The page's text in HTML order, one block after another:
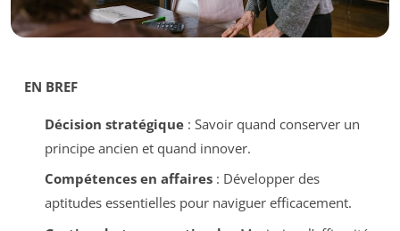
EN BREF
Décision stratégique: Savoir quand conserver un
principe ancien et quand innover.
Compétences en affaires: Développer des
aptitudes essentielles pour naviguer efficacement.